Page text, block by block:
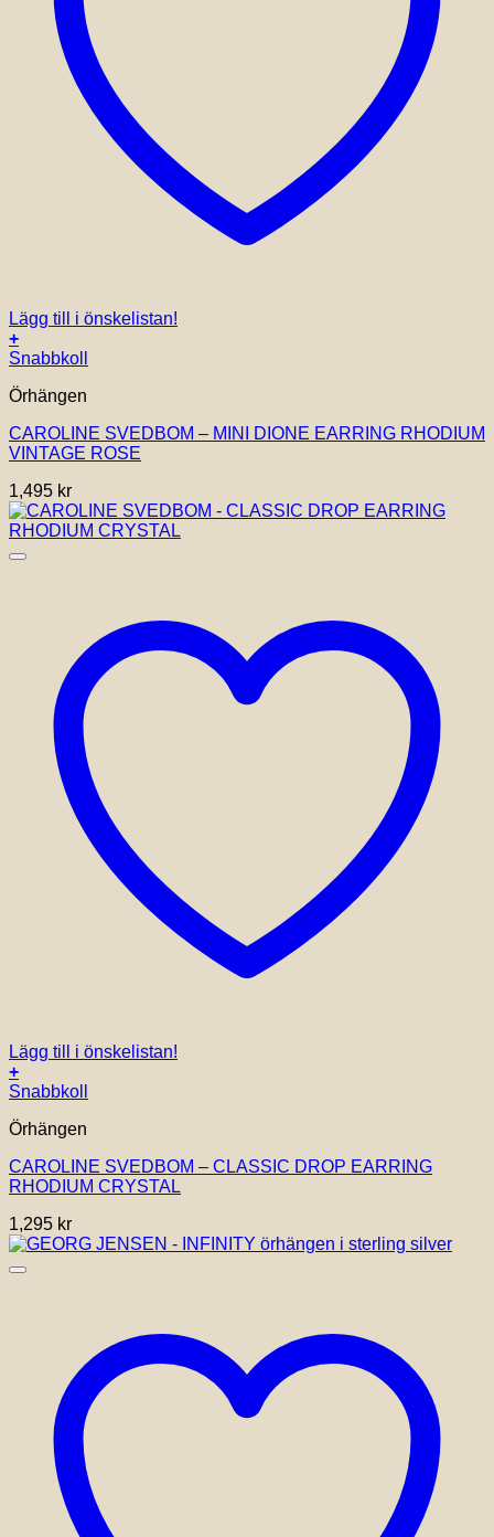
Lägg till i önskelistan!
+
Snabbkoll
Örhängen
CAROLINE SVEDBOM – MINI DIONE EARRING RHODIUM
VINTAGE ROSE
1,495 kr
Lägg till i önskelistan!
+
Snabbkoll
Örhängen
CAROLINE SVEDBOM – CLASSIC DROP EARRING
RHODIUM CRYSTAL
1,295 kr